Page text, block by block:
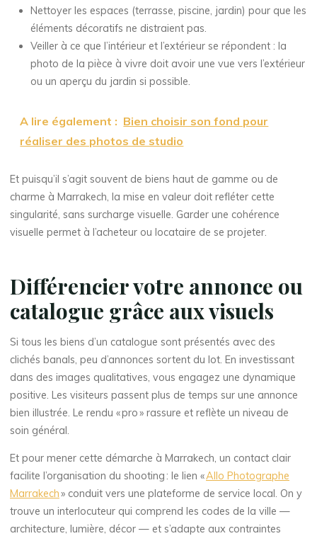
Nettoyer les espaces (terrasse, piscine, jardin) pour que les
éléments décoratifs ne distraient pas.
Veiller à ce que l’intérieur et l’extérieur se répondent : la
photo de la pièce à vivre doit avoir une vue vers l’extérieur
ou un aperçu du jardin si possible.
A lire également : Bien choisir son fond pour
réaliser des photos de studio
Et puisqu’il s’agit souvent de biens haut de gamme ou de
charme à Marrakech, la mise en valeur doit refléter cette
singularité, sans surcharge visuelle. Garder une cohérence
visuelle permet à l’acheteur ou locataire de se projeter.
Différencier votre annonce ou
catalogue grâce aux visuels
Si tous les biens d’un catalogue sont présentés avec des
clichés banals, peu d’annonces sortent du lot. En investissant
dans des images qualitatives, vous engagez une dynamique
positive. Les visiteurs passent plus de temps sur une annonce
bien illustrée. Le rendu « pro » rassure et reflète un niveau de
soin général.
Et pour mener cette démarche à Marrakech, un contact clair
facilite l’organisation du shooting : le lien «Allo Photographe
Marrakech» conduit vers une plateforme de service local. On y
trouve un interlocuteur qui comprend les codes de la ville —
architecture, lumière, décor — et s’adapte aux contraintes